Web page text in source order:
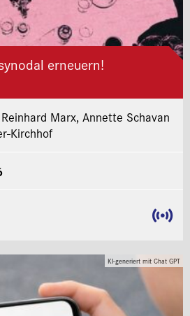
erneuern!
Marx, Annette Schavan
Kirchhof
KI-generiert mit Chat GPT